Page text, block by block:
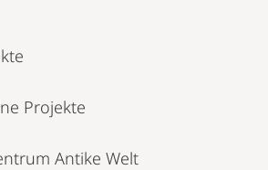
Projekte
Antike Welt